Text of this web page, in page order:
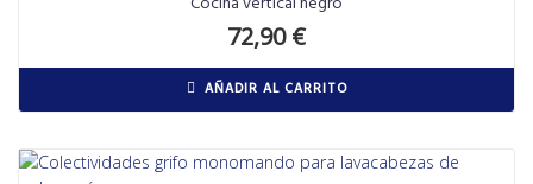
72,90€
AÑADIR AL CARRITO